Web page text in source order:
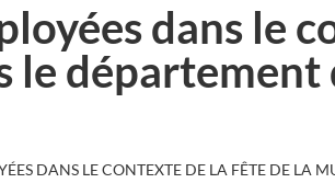
dans le
le département
DANS LE CONTEXTE DE LA FÊTE DE LA